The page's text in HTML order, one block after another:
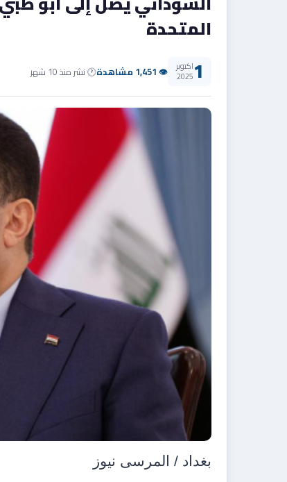
المتحدة
1اكتوبر
2025 👁 1,451 مشاهدة 🕐 نشر منذ 10 شهر
بغداد / المرسى نيوز